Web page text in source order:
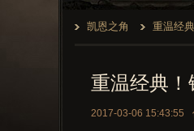
凯恩之角 重温经
重温经典！
2017-03-06 15:43:55